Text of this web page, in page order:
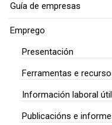
Guía de empresas
Emprego
Presentación
Ferramentas e
Información laboral útil
Publicacións e